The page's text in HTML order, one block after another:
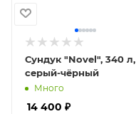
Сундук "Novel", 340 л,
серый-чёрный
Много
14 400 ₽